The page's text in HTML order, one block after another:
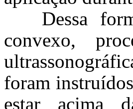
Dessa
convexo,
foram
estar acima